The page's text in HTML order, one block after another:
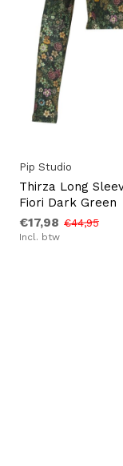
Pip Studio
Thirza Long
Fiori Dark Green
€17,98 €44,95
Incl. btw